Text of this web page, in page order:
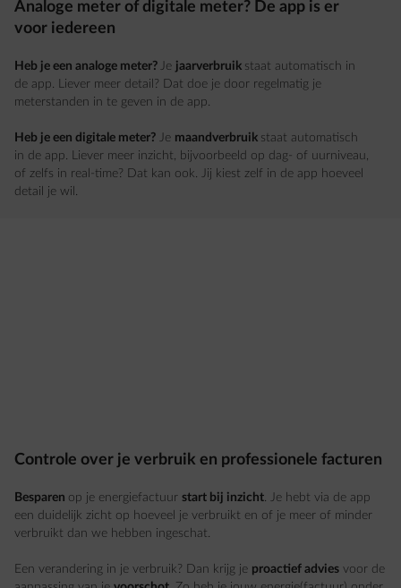
Analoge meter of digitale meter? De app is er
voor iedereen
Heb je een analoge meter? Je jaarverbruik staat automatisch in
de app. Liever meer detail? Dat doe je door regelmatig je
meterstanden in te geven in de app.
Heb je een digitale meter? Je maandverbruik staat automatisch
in de app. Liever meer inzicht, bijvoorbeeld op dag- of uurniveau,
of zelfs in real-time? Dat kan ook. Jij kiest zelf in de app hoeveel
detail je wil.
Controle over je verbruik en professionele facturen
Besparen op je energiefactuur start bij inzicht. Je hebt via de app
een duidelijk zicht op hoeveel je verbruikt en of je meer of minder
verbruikt dan we hebben ingeschat.
Een verandering in je verbruik? Dan krijg je proactief advies voor de